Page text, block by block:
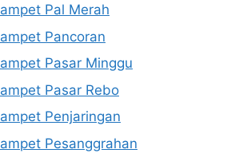
Pal Merah
Pancoran
Pasar Minggu
Pasar Rebo
Penjaringan
Pesanggrahan